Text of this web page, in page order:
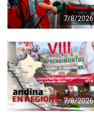
7/8/2026
7/8/2026